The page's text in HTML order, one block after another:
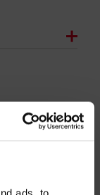
ads, to